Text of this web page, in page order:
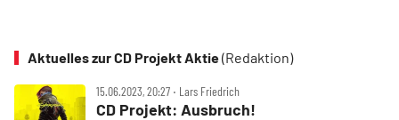
Aktuelles zur CD Projekt Aktie(Redaktion)
15.06.2023, 20:27 ‧ Lars Friedrich
CD Projekt: Ausbruch!